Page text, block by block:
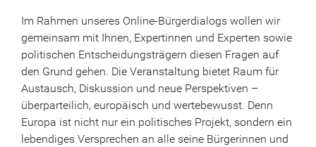
Im Rahmen unseres Online-Bürgerdialogs wollen wir
gemeinsam mit Ihnen, Expertinnen und Experten sowie
politischen Entscheidungsträgern diesen Fragen auf
den Grund gehen. Die Veranstaltung bietet Raum für
Austausch, Diskussion und neue Perspektiven –
überparteilich, europäisch und wertebewusst. Denn
Europa ist nicht nur ein politisches Projekt, sondern ein
lebendiges Versprechen an alle seine Bürgerinnen und